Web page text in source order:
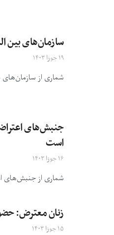
سازمان‌های بین
۱۹ جوزا ۱۴۰۳
شماری از
جنبش‌های
است
۱۶ جوزا ۱۴۰۳
شماری از جنبش‌های
زنان معترض:
۱۵ جوزا ۱۴۰۳